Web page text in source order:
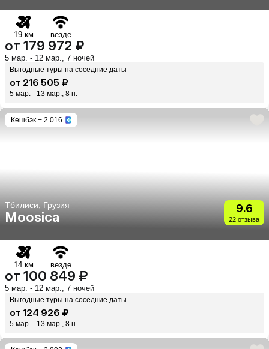
19 км везде
от 179 972 ₽
5 мар. - 12 мар., 7 ночей
Выгодные туры на соседние даты
от 216 505 ₽
5 мар. - 13 мар., 8 н.
Кешбэк + 2 016
Тбилиси, Грузия
Moosica
9.6
22 отзыва
14 км везде
от 100 849 ₽
5 мар. - 12 мар., 7 ночей
Выгодные туры на соседние даты
от 124 926 ₽
5 мар. - 13 мар., 8 н.